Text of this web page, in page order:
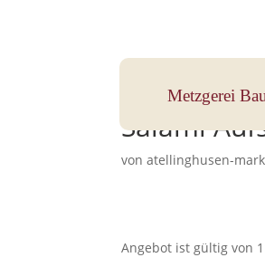
Metzgerei
Salami
vonatellinghusen-
Angebot ist gültig von